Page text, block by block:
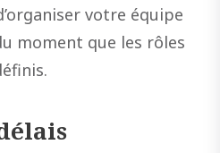
votre équipe
moment que les rôles